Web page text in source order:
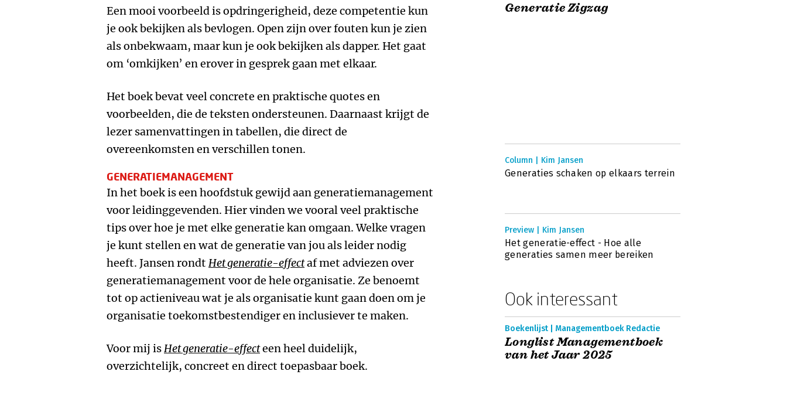
Een mooi voorbeeld is opdringerigheid, deze competentie kun
je ook bekijken als bevlogen. Open zijn over fouten kun je zien
als onbekwaam, maar kun je ook bekijken als dapper. Het gaat
om ‘omkijken’ en erover in gesprek gaan met elkaar.
Het boek bevat veel concrete en praktische quotes en
voorbeelden, die de teksten ondersteunen. Daarnaast krijgt de
lezer samenvattingen in tabellen, die direct de
overeenkomsten en verschillen tonen.
GENERATIEMANAGEMENT
In het boek is een hoofdstuk gewijd aan generatiemanagement
voor leidinggevenden. Hier vinden we vooral veel praktische
tips over hoe je met elke generatie kan omgaan. Welke vragen
je kunt stellen en wat de generatie van jou als leider nodig
heeft. Jansen rondt Het generatie-effectaf met adviezen over
generatiemanagement voor de hele organisatie. Ze benoemt
tot op actieniveau wat je als organisatie kunt gaan doen om je
organisatie toekomstbestendiger en inclusiever te maken.
Voor mij isHet generatie-effecteen heel duidelijk,
overzichtelijk, concreet en direct toepasbaar boek.
Generatie Zigzag
Column | Kim Jansen
Generaties schaken op elkaars terrein
Preview | Kim Jansen
Het generatie-effect - Hoe alle
generaties samen meer bereiken
Ook interessant
Boekenlijst | Managementboek Redactie
Longlist Managementboek
van het Jaar 2025